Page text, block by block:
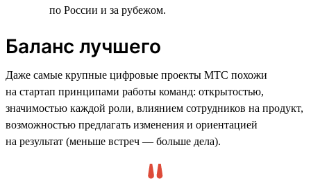
по России и за рубежом.
Баланс лучшего
Даже самые крупные цифровые проекты МТС похожи
на стартап принципами работы команд: открытостью,
значимостью каждой роли, влиянием сотрудников на продукт,
возможностью предлагать изменения и ориентацией
на результат (меньше встреч — больше дела).